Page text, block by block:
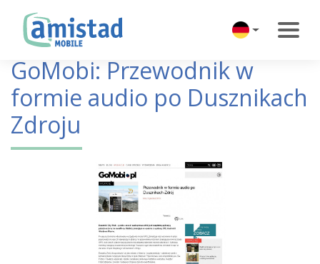
GoMobi: Przewodnik w
formie audio po Dusznikach
Zdroju